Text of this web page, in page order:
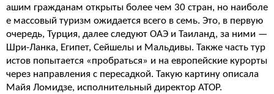
ашим гражданам открыты более чем 30 стран, но наиболе
е массовый туризм ожидается всего в семь. Это, в первую
очередь, Турция, далее следуют ОАЭ и Таиланд, за ними —
Шри-Ланка, Египет, Сейшелы и Мальдивы. Также часть тур
истов попытается «пробраться» и на европейские курорты
через направления с пересадкой. Такую картину описала
Майя Ломидзе, исполнительный директор АТОР.